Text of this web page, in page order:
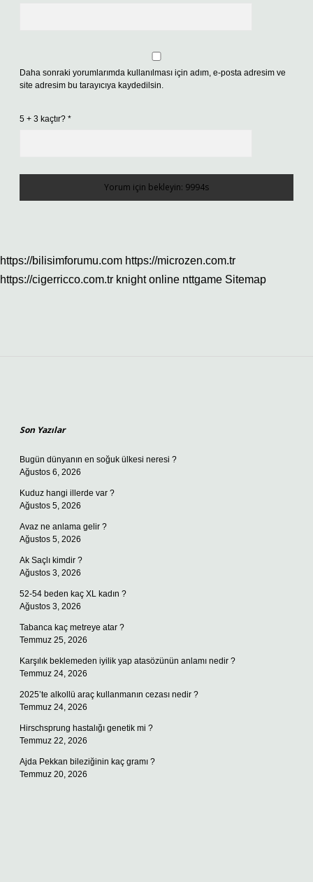
Daha sonraki yorumlarımda kullanılması için adım, e-posta adresim ve
site adresim bu tarayıcıya kaydedilsin.
5 + 3 kaçtır? *
https://bilisimforumu.com https://microzen.com.tr
https://cigerricco.com.tr knight online nttgame Sitemap
Son Yazılar
Bugün dünyanın en soğuk ülkesi neresi ?
Ağustos 6, 2026
Kuduz hangi illerde var ?
Ağustos 5, 2026
Avaz ne anlama gelir ?
Ağustos 5, 2026
Ak Saçlı kimdir ?
Ağustos 3, 2026
52-54 beden kaç XL kadın ?
Ağustos 3, 2026
Tabanca kaç metreye atar ?
Temmuz 25, 2026
Karşılık beklemeden iyilik yap atasözünün anlamı nedir ?
Temmuz 24, 2026
2025’te alkollü araç kullanmanın cezası nedir ?
Temmuz 24, 2026
Hirschsprung hastalığı genetik mi ?
Temmuz 22, 2026
Ajda Pekkan bileziğinin kaç gramı ?
Temmuz 20, 2026